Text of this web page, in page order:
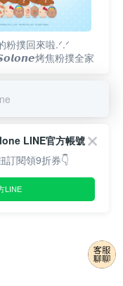
粉撲回來啦.ᐟ‪‪.ᐟ
烤焦粉撲全家
LINE官方帳號
訂閱領9折券👇
LINE